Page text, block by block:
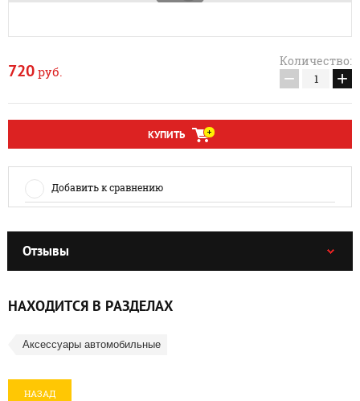
720 руб.
Количество:
− +
КУПИТЬ
Добавить к сравнению
Отзывы
НАХОДИТСЯ В РАЗДЕЛАХ
Аксессуары автомобильные
НАЗАД